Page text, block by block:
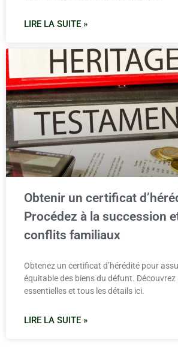
LIRE LA SUITE »
Obtenir un certificat
Procédez à la succession
conflits familiaux
Obtenez un certificat d’hérédité pour
équitable des biens du défunt. Découvrez
essentielles et tous les détails ici.
LIRE LA SUITE »